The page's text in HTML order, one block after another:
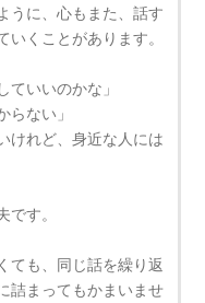
うに、心もまた、話す
いくことがあります。
ていいのかな」
らない」
けれど、身近な人には
です。
ても、同じ話を繰り返
詰まってもかまいませ